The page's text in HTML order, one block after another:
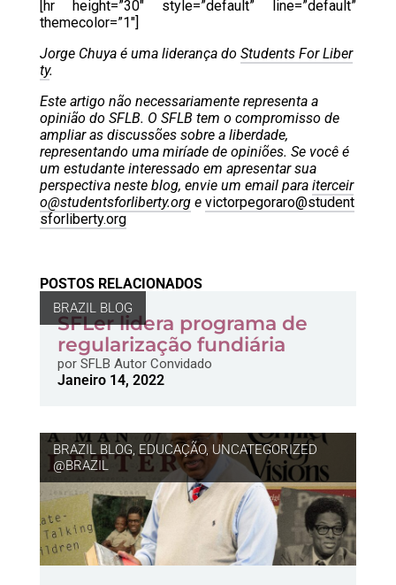
[hr height=”30″ style=”default” line=”default”
themecolor=”1″]
Jorge Chuya é uma liderança do Students For Liber
ty.
Este artigo não necessariamente representa a
opinião do SFLB. O SFLB tem o compromisso de
ampliar as discussões sobre a liberdade,
representando uma miríade de opiniões. Se você é
um estudante interessado em apresentar sua
perspectiva neste blog, envie um email para iterceir
o@studentsforliberty.orge victorpegoraro@student
sforliberty.org
POSTOS RELACIONADOS
BRAZIL BLOG
SFLer lidera programa de
regularização fundiária
porSFLB Autor Convidado
Janeiro 14, 2022
BRAZIL BLOG, EDUCAÇÃO, UNCATEGORIZED
@BRAZIL